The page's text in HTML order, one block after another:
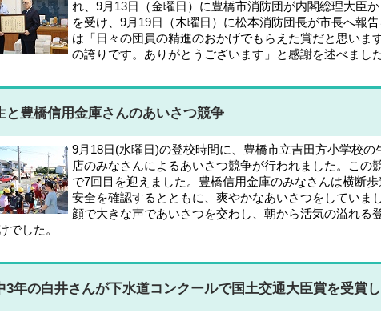
れ、9月13日（金曜日）に豊橋市消防団が内閣総理大臣
を受け、9月19日（木曜日）に松本消防団長が市長へ報
は「日々の団員の精進のおかげでもらえた賞だと思いま
の誇りです。ありがとうございます」と感謝を述べました
と豊橋信用金庫さんのあいさつ競争
9月18日(水曜日)の登校時間に、豊橋市立吉田方小学校の
店のみなさんによるあいさつ競争が行われました。この
で7回目を迎えました。豊橋信用金庫のみなさんは横断
安全を確認するとともに、爽やかなあいさつをしていま
顔で大きな声であいさつを交わし、朝から活気の溢れる
でした。
3年の白井さんが下水道コンクールで国土交通大臣賞を受賞